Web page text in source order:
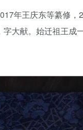
年王庆东等纂修，
大献。始迁祖王成